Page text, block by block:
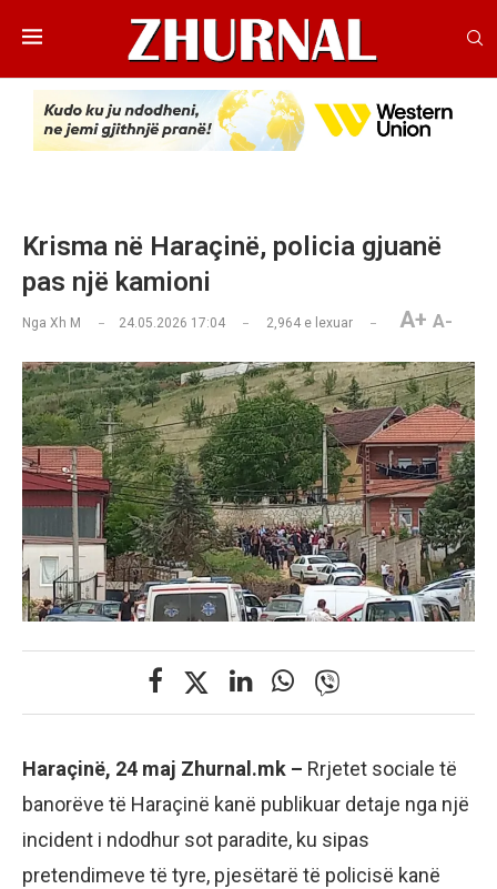
Krisma në Haraçinë, policia gjuanë
pas një kamioni
Nga Xh M 24.05.2026 17:04 2,964 e lexuar A+ A-
Haraçinë, 24 maj Zhurnal.mk – Rrjetet sociale të
banorëve të Haraçinë kanë publikuar detaje nga një
incident i ndodhur sot paradite, ku sipas
pretendimeve të tyre, pjesëtarë të policisë kanë